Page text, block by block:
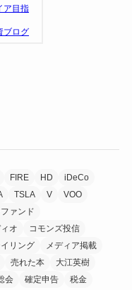
FIRE HD
iDeCo
TSLA V
VOO
ァンド
オ
コモンズ投信
リング
メディア掲載
売れた本
大江英樹
会 確定申告
税金